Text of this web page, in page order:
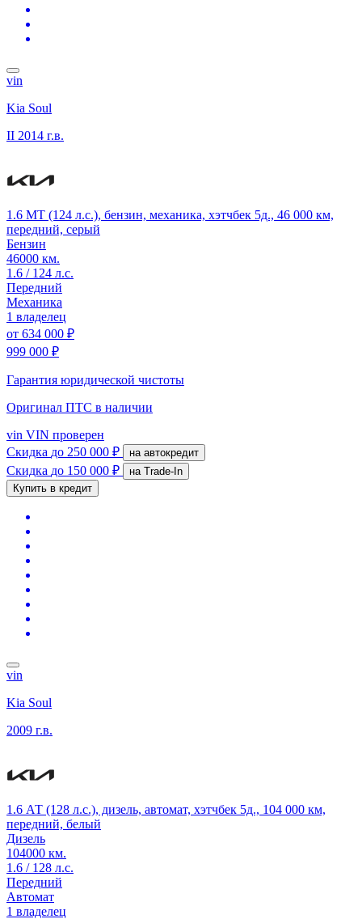
vin
Kia Soul
II 2014 г.в.
1.6 MT (124 л.с.), бензин, механика, хэтчбек 5д., 46 000 км,
передний, серый
Бензин
46000 км.
1.6 / 124 л.с.
Передний
Механика
1 владелец
от 634 000 ₽
999 000 ₽
Гарантия юридической чистоты
Оригинал ПТС в наличии
vin VIN проверен
Скидка до 250 000 ₽ на автокредит
Скидка до 150 000 ₽
на Trade-In
Купить в кредит
vin
Kia Soul
2009 г.в.
1.6 АТ (128 л.с.), дизель, автомат, хэтчбек 5д., 104 000 км,
передний, белый
Дизель
104000 км.
1.6 / 128 л.с.
Передний
Автомат
1 владелец